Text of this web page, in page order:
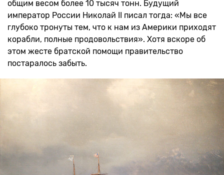
общим весом более 10 тысяч тонн. Будущий
император России Николай II писал тогда: «Мы все
глубоко тронуты тем, что к нам из Америки приходят
корабли, полные продовольствия». Хотя вскоре об
этом жесте братской помощи правительство
постаралось забыть.